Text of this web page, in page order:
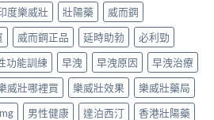
度樂威壯 壯陽藥
威而鋼
威而鋼正品 延時助勃
必利勁
功能訓練 早洩 早洩原因
早洩治療
威壯哪裡買 樂威壯效果
樂威壯藥局
男性健康 達泊西汀
香港壯陽藥